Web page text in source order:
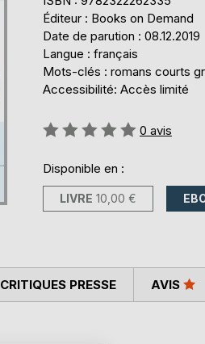
Éditeur : Books on Demand
Date de parution : 08.12.2019
Langue : français
Mots-clés : romans courts
Accessibilité: Accès limité
Évaluation:
0 avis
Disponible en :
LIVRE 10,00 €
CRITIQUES PRESSE AVIS